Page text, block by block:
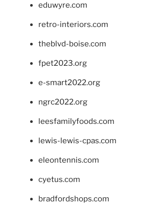
eduwyre.com
retro-interiors.com
theblvd-boise.com
fpet2023.org
e-smart2022.org
ngrc2022.org
leesfamilyfoods.com
lewis-lewis-cpas.com
eleontennis.com
cyetus.com
bradfordshops.com